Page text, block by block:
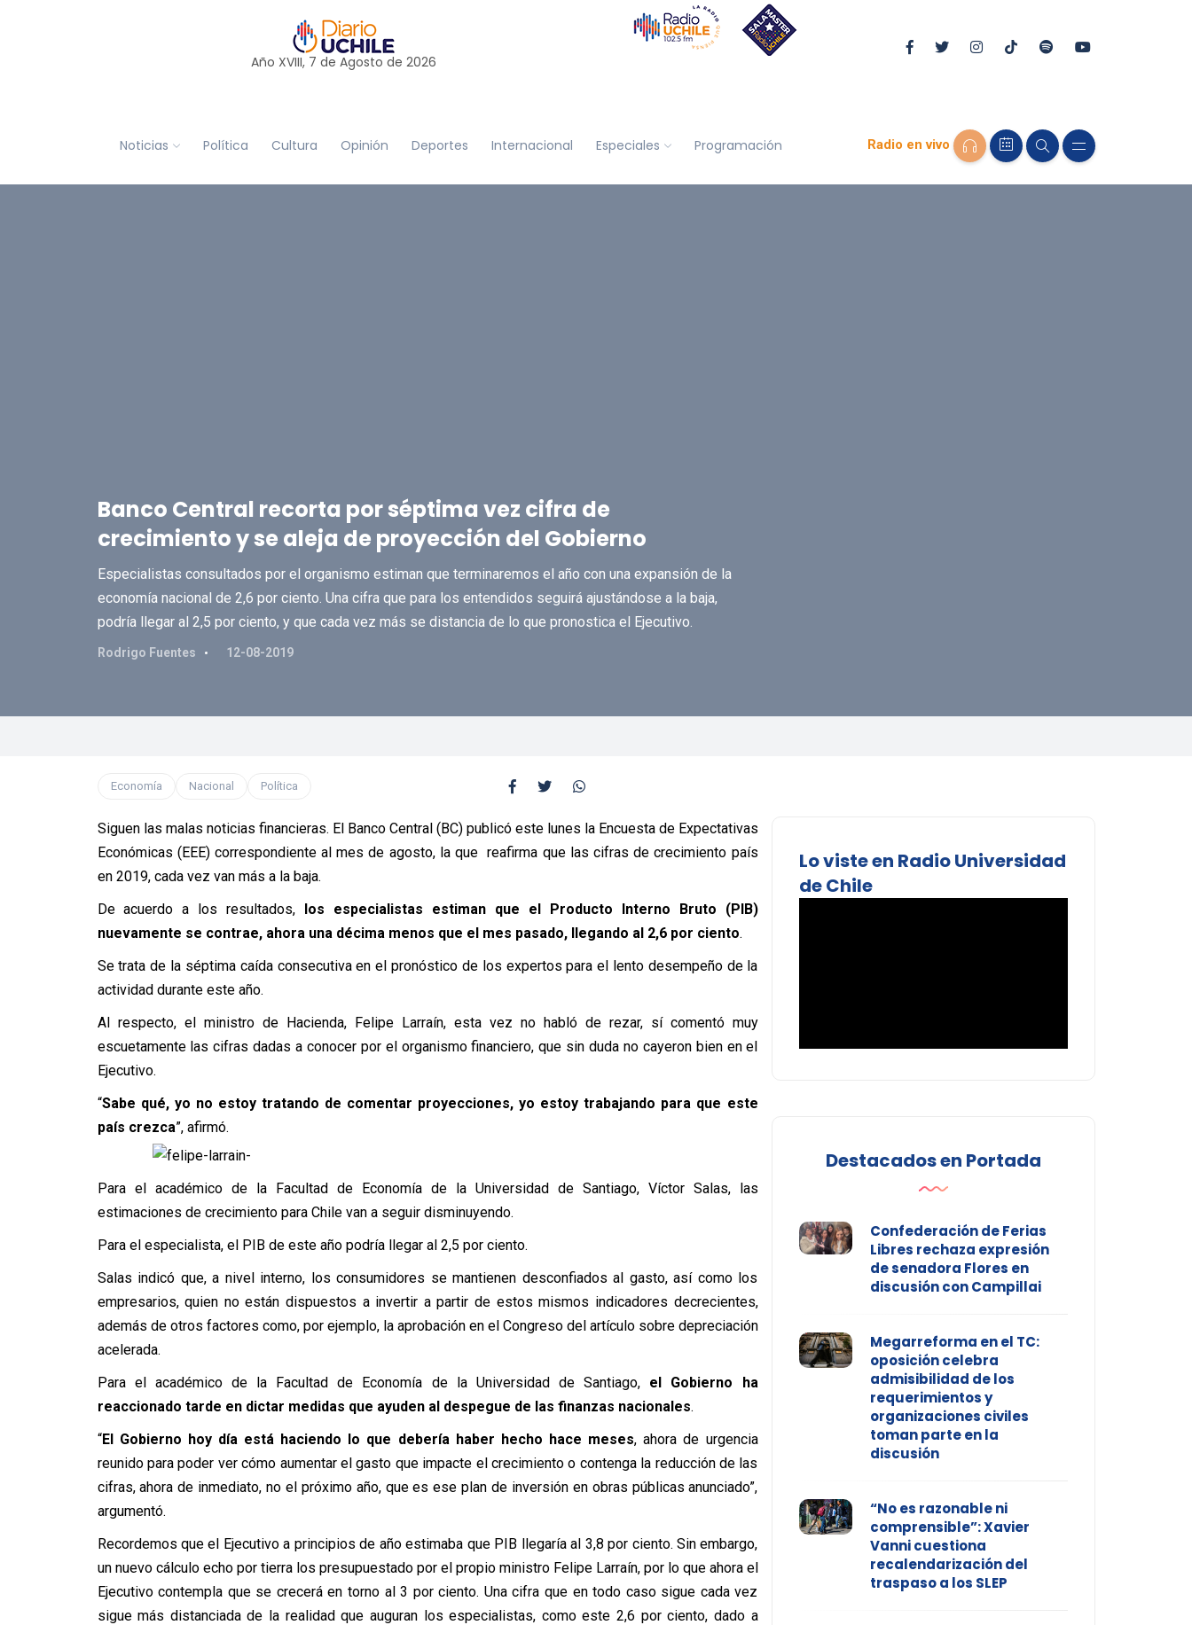
Año XVIII, 7 de Agosto de 2026
Noticias Política Cultura Opinión Deportes Internacional Especiales Programación Radio en vivo
Banco Central recorta por séptima vez cifra de
crecimiento y se aleja de proyección del Gobierno
Especialistas consultados por el organismo estiman que terminaremos el año con una expansión de la
economía nacional de 2,6 por ciento. Una cifra que para los entendidos seguirá ajustándose a la baja,
podría llegar al 2,5 por ciento, y que cada vez más se distancia de lo que pronostica el Ejecutivo.
Rodrigo Fuentes 12-08-2019
Economía Nacional Política
Siguen las malas noticias financieras. El Banco Central (BC) publicó este lunes la Encuesta de Expectativas
Económicas (EEE) correspondiente al mes de agosto, la que reafirma que las cifras de crecimiento país
en 2019, cada vez van más a la baja.
De acuerdo a los resultados, los especialistas estiman que el Producto Interno Bruto (PIB)
nuevamente se contrae, ahora una décima menos que el mes pasado, llegando al 2,6 por ciento.
Se trata de la séptima caída consecutiva en el pronóstico de los expertos para el lento desempeño de la
actividad durante este año.
Al respecto, el ministro de Hacienda, Felipe Larraín, esta vez no habló de rezar, sí comentó muy
escuetamente las cifras dadas a conocer por el organismo financiero, que sin duda no cayeron bien en el
Ejecutivo.
“Sabe qué, yo no estoy tratando de comentar proyecciones, yo estoy trabajando para que este
país crezca”, afirmó.
Para el académico de la Facultad de Economía de la Universidad de Santiago, Víctor Salas, las
estimaciones de crecimiento para Chile van a seguir disminuyendo.
Para el especialista, el PIB de este año podría llegar al 2,5 por ciento.
Salas indicó que, a nivel interno, los consumidores se mantienen desconfiados al gasto, así como los
empresarios, quien no están dispuestos a invertir a partir de estos mismos indicadores decrecientes,
además de otros factores como, por ejemplo, la aprobación en el Congreso del artículo sobre depreciación
acelerada.
Para el académico de la Facultad de Economía de la Universidad de Santiago, el Gobierno ha
reaccionado tarde en dictar medidas que ayuden al despegue de las finanzas nacionales.
“El Gobierno hoy día está haciendo lo que debería haber hecho hace meses, ahora de urgencia
reunido para poder ver cómo aumentar el gasto que impacte el crecimiento o contenga la reducción de las
cifras, ahora de inmediato, no el próximo año, que es ese plan de inversión en obras públicas anunciado”,
argumentó.
Recordemos que el Ejecutivo a principios de año estimaba que PIB llegaría al 3,8 por ciento. Sin embargo,
un nuevo cálculo echo por tierra los presupuestado por el propio ministro Felipe Larraín, por lo que ahora el
Ejecutivo contempla que se crecerá en torno al 3 por ciento. Una cifra que en todo caso sigue cada vez
sigue más distanciada de la realidad que auguran los especialistas, como este 2,6 por ciento, dado a
Lo viste en Radio Universidad
de Chile
Destacados en Portada
Confederación de Ferias
Libres rechaza expresión
de senadora Flores en
discusión con Campillai
Megarreforma en el TC:
oposición celebra
admisibilidad de los
requerimientos y
organizaciones civiles
toman parte en la
discusión
“No es razonable ni
comprensible”: Xavier
Vanni cuestiona
recalendarización del
traspaso a los SLEP